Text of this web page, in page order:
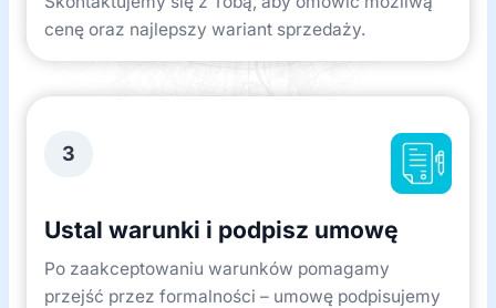
cenę oraz najlepszy wariant sprzedaży.
3
Ustal warunki i podpisz umowę
Po zaakceptowaniu warunków pomagamy
przejść przez formalności – umowę podpisujemy